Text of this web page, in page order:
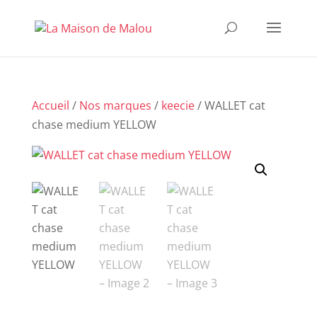
Accueil / Nos marques / keecie/ WALLET cat
chase medium YELLOW